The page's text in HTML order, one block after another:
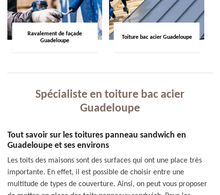
Ravalement de façade
Guadeloupe
Toiture bac acier Guadeloupe
Spécialiste en toiture bac acier
Guadeloupe
Tout savoir sur les toitures panneau sandwich en
Guadeloupe et ses environs
Les toits des maisons sont des surfaces qui ont une place très
importante. En effet, il est possible de choisir entre une
multitude de types de couverture. Ainsi, on peut vous proposer